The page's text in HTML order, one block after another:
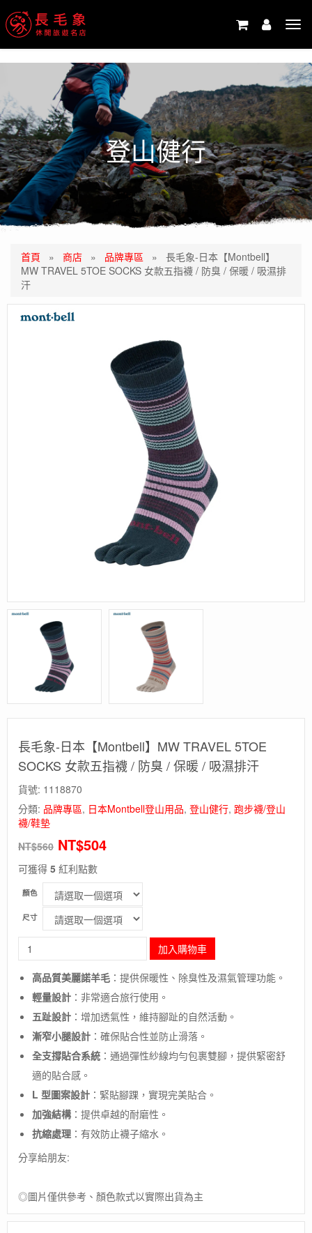
登山健行
首頁 » 商店 » 品牌專區 » 長毛象-日本【Montbell】
MW TRAVEL 5TOE SOCKS 女款五指襪 / 防臭 / 保暖 / 吸濕排
汗
長毛象-日本【Montbell】MW TRAVEL 5TOE
SOCKS 女款五指襪 / 防臭 / 保暖 / 吸濕排汗
貨號: 1118870
分類: 品牌專區, 日本Montbell登山用品, 登山健行, 跑步襪/登山
襪/鞋墊
NT$560 NT$504
可獲得 5 紅利點數
顏色
尺寸
毛
日
本
【Montbell】
TRAVEL
5TOE
SOCKS
款
五
襪
/
防
/
暖
加入購物車
高品質美麗諾羊毛 ：提供保暖性、除臭性及濕氣管理功能。
輕量設計 ：非常適合旅行使用。
五趾設計 ：增加透氣性，維持腳趾的自然活動。
漸窄小腿設計 ：確保貼合性並防止滑落。
全支撐貼合系統 ：通過彈性紗線均勻包裹雙腳，提供緊密舒
適的貼合感。
L 型圖案設計 ：緊貼腳踝，實現完美貼合。
加強結構：提供卓越的耐磨性。
抗縮處理 ：有效防止襪子縮水。
分享給朋友:
◎圖片僅供參考、顏色款式以實際出貨為主